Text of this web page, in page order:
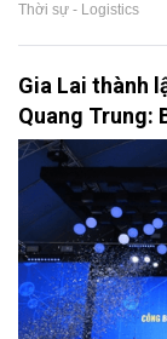
Thời sự - Logistics
Gia Lai thành
Quang Trung: